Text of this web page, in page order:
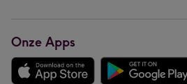
Onze Apps